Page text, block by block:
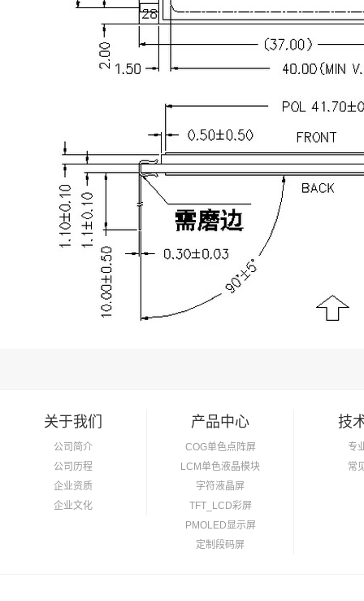
关于我们
公司简介
公司历程
企业资质
企业文化
产品中心
COG单色点阵屏
LCM单色液晶模块
字符液晶屏
TFT_LCD彩屏
PMOLED显示屏
定制段码屏
技
专
常